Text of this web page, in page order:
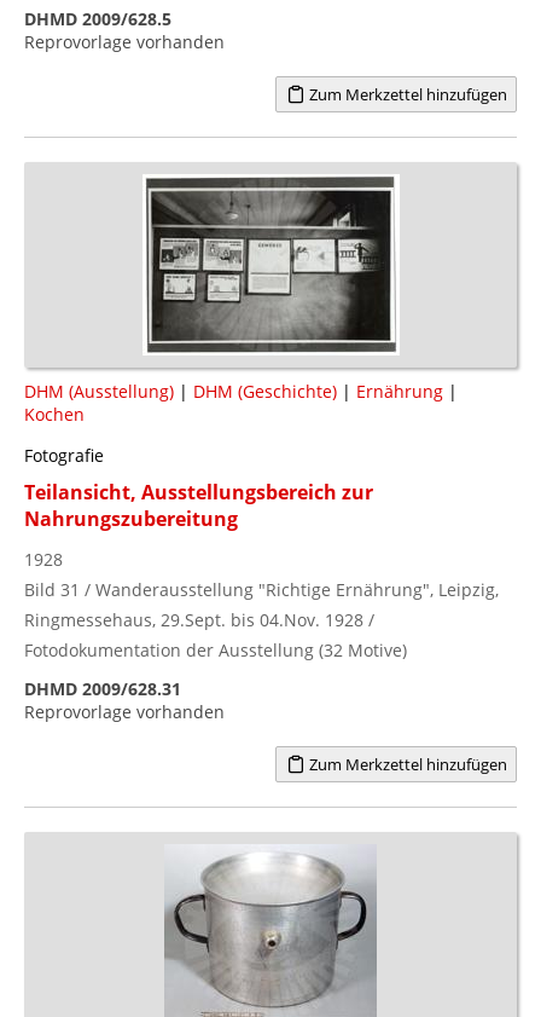
DHMD 2009/628.5
Reprovorlage vorhanden
Zum Merkzettel hinzufügen
DHM (Ausstellung) | DHM (Geschichte) | Ernährung |
Kochen
Fotografie
Teilansicht, Ausstellungsbereich zur
Nahrungszubereitung
1928
Bild 31 / Wanderausstellung "Richtige Ernährung", Leipzig,
Ringmessehaus, 29.Sept. bis 04.Nov. 1928 /
Fotodokumentation der Ausstellung (32 Motive)
DHMD 2009/628.31
Reprovorlage vorhanden
Zum Merkzettel hinzufügen